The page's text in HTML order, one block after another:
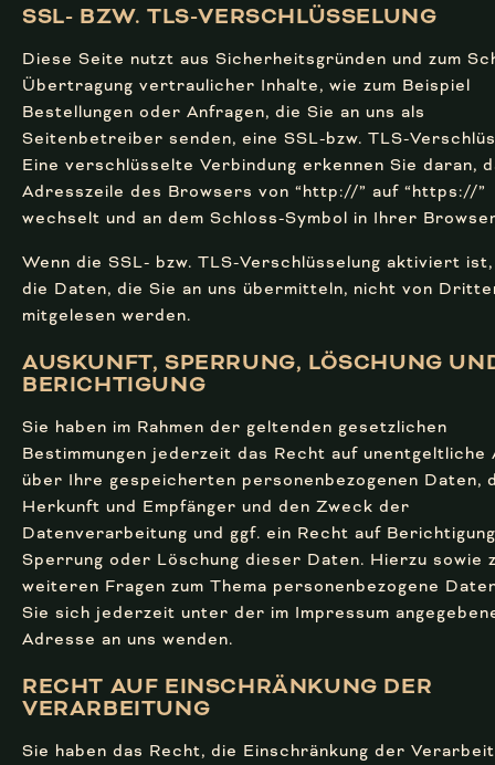
SSL- BZW. TLS-VERSCHLÜS­SELUNG
Diese Seite nutzt aus Sicherheitsgründen und zum
Übertragung vertraulicher Inhalte, wie zum Beispiel
Bestellungen oder Anfragen, die Sie an uns als
Seitenbetreiber senden, eine SSL-bzw. TLS-
Eine verschlüsselte Verbindung erkennen Sie daran,
Adresszeile des Browsers von “http://” auf “https://”
wechselt und an dem Schloss-Symbol in Ihrer
Wenn die SSL- bzw. TLS-Verschlüsselung aktiviert
die Daten, die Sie an uns übermitteln, nicht von
mitgelesen werden.
AUSKUNFT, SPERRUNG, LÖSCHUNG
BERICHTIGUNG
Sie haben im Rahmen der geltenden gesetzlichen
Bestimmungen jederzeit das Recht auf unentgeltliche
über Ihre gespeicherten personenbezogenen Daten,
Herkunft und Empfänger und den Zweck der
Datenverarbeitung und ggf. ein Recht auf
Sperrung oder Löschung dieser Daten. Hierzu sowie
weiteren Fragen zum Thema personenbezogene
Sie sich jederzeit unter der im Impressum
Adresse an uns wenden.
RECHT AUF EINSCHRÄNKUNG DER
VERARBEITUNG
Sie haben das Recht, die Einschränkung der